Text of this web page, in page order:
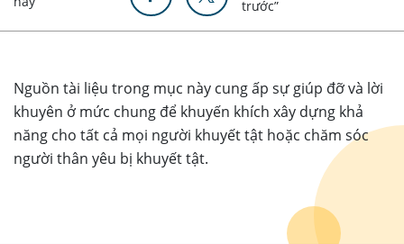
trước”
Nguồn tài liệu trong mục này cung ấp sự giúp đỡ và lời
khuyên ở mức chung để khuyến khích xây dựng khả
năng cho tất cả mọi người khuyết tật hoặc chăm sóc
người thân yêu bị khuyết tật.